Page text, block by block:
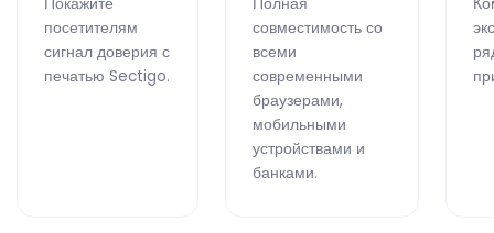
посетителям
сигнал доверия с
печатью Sectigo.
совместимость со
всеми
современными
браузерами,
мобильными
устройствами и
банками.